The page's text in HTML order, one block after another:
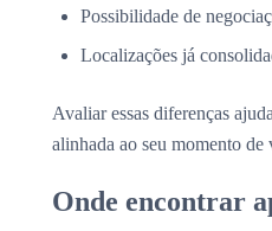
Possibilidade de
Localizações já
Avaliar essas diferenças
alinhada ao seu momento
Onde encontrar